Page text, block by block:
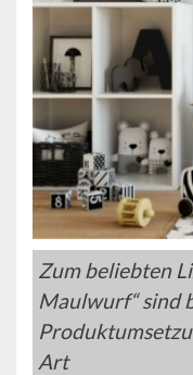
Zum beliebten
Maulwurf“ sind
Art